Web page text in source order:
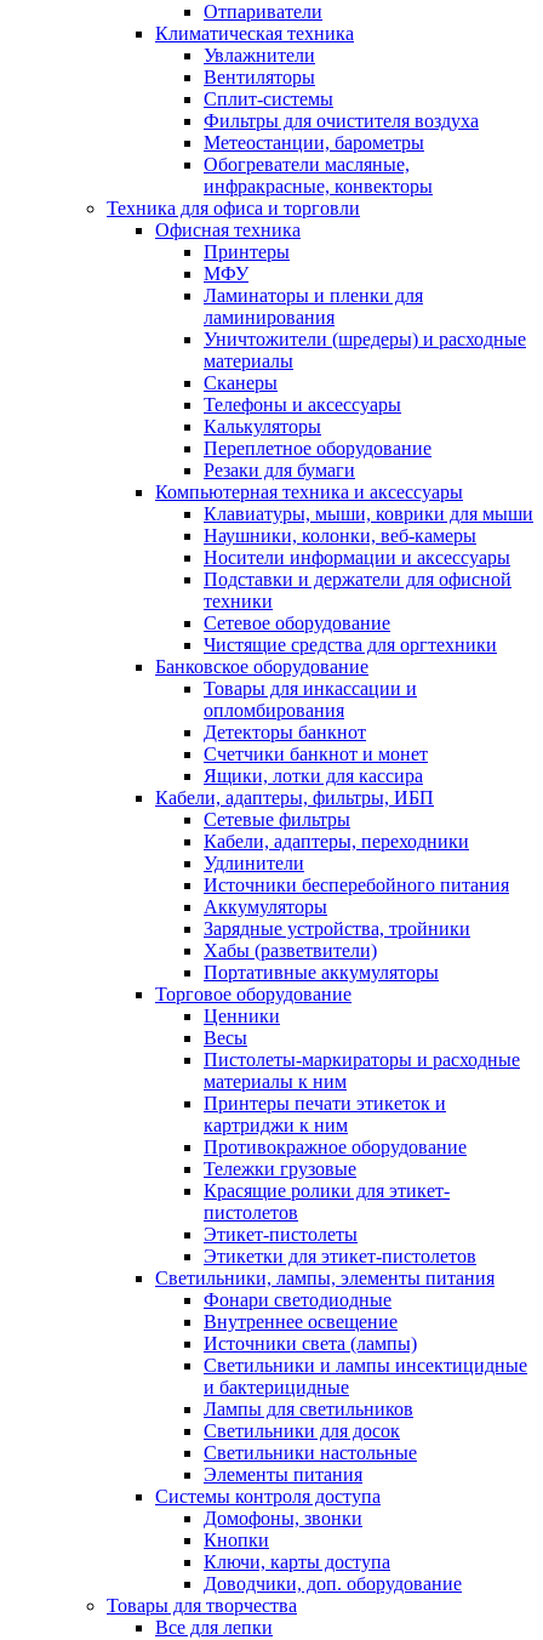
Отпариватели
Климатическая техника
Увлажнители
Вентиляторы
Сплит-системы
Фильтры для очистителя воздуха
Метеостанции, барометры
Обогреватели масляные,
инфракрасные, конвекторы
Техника для офиса и торговли
Офисная техника
Принтеры
МФУ
Ламинаторы и пленки для
ламинирования
Уничтожители (шредеры) и расходные
материалы
Сканеры
Телефоны и аксессуары
Калькуляторы
Переплетное оборудование
Резаки для бумаги
Компьютерная техника и аксессуары
Клавиатуры, мыши, коврики для мыши
Наушники, колонки, веб-камеры
Носители информации и аксессуары
Подставки и держатели для офисной
техники
Сетевое оборудование
Чистящие средства для оргтехники
Банковское оборудование
Товары для инкассации и
опломбирования
Детекторы банкнот
Счетчики банкнот и монет
Ящики, лотки для кассира
Кабели, адаптеры, фильтры, ИБП
Сетевые фильтры
Кабели, адаптеры, переходники
Удлинители
Источники бесперебойного питания
Аккумуляторы
Зарядные устройства, тройники
Хабы (разветвители)
Портативные аккумуляторы
Торговое оборудование
Ценники
Весы
Пистолеты-маркираторы и расходные
материалы к ним
Принтеры печати этикеток и
картриджи к ним
Противокражное оборудование
Тележки грузовые
Красящие ролики для этикет-
пистолетов
Этикет-пистолеты
Этикетки для этикет-пистолетов
Светильники, лампы, элементы питания
Фонари светодиодные
Внутреннее освещение
Источники света (лампы)
Светильники и лампы инсектицидные
и бактерицидные
Лампы для светильников
Светильники для досок
Светильники настольные
Элементы питания
Системы контроля доступа
Домофоны, звонки
Кнопки
Ключи, карты доступа
Доводчики, доп. оборудование
Товары для творчества
Все для лепки